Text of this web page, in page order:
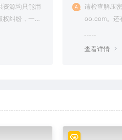
资源均只能用
纠纷，一切
请检查解压
oo.com。还
查看详情